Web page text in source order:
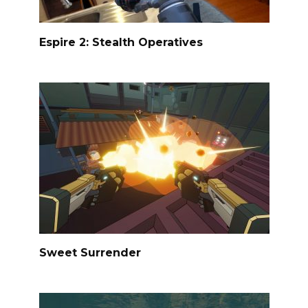
Espire 2: Stealth Operatives
Sweet Surrender